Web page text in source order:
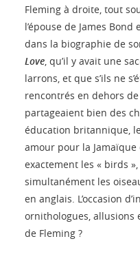
Fleming à droite, tout
l’épouse de James
dans la biographie de
Love, qu’il y avait une
larrons, et que s’ils ne
rencontrés en dehors
partageaient bien des
éducation britannique,
amour pour la
exactement les « birds
simultanément les
en anglais. L’occasion
ornithologues, allusions
de Fleming ?